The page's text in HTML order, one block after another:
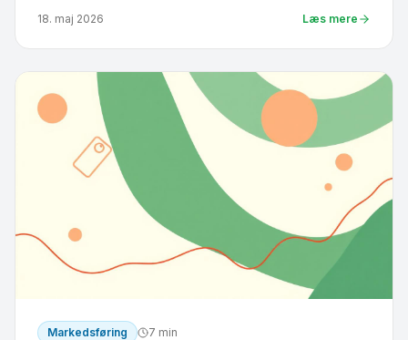
18. maj 2026 Læs mere
Markedsføring 7 min